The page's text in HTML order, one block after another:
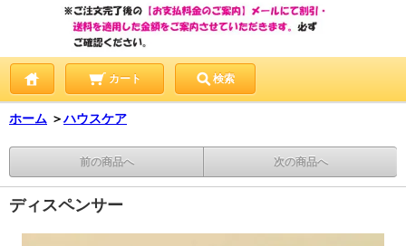
カート 検索
ホーム ＞ハウスケア
前の商品へ 次の商品へ
ディスペンサー